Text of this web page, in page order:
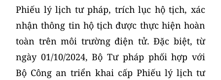
Phiếu lý lịch tư pháp, trích lục hộ tịch, xác
nhận thông tin hộ tịch được thực hiện hoàn
toàn trên môi trường điện tử. Đặc biệt, từ
ngày 01/10/2024, Bộ Tư pháp phối hợp với
Bộ Công an triển khai cấp Phiếu lý lịch tư